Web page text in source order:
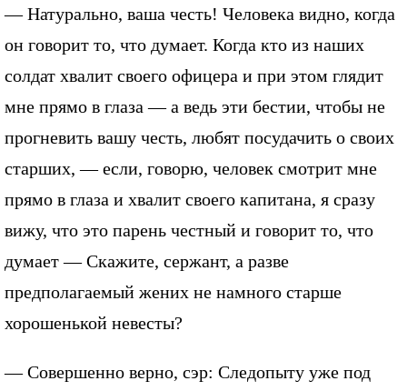
— Натурально, ваша честь! Человека видно, когда
он говорит то, что думает. Когда кто из наших
солдат хвалит своего офицера и при этом глядит
мне прямо в глаза — а ведь эти бестии, чтобы не
прогневить вашу честь, любят посудачить о своих
старших, — если, говорю, человек смотрит мне
прямо в глаза и хвалит своего капитана, я сразу
вижу, что это парень честный и говорит то, что
думает — Скажите, сержант, а разве
предполагаемый жених не намного старше
хорошенькой невесты?
— Совершенно верно, сэр: Следопыту уже под